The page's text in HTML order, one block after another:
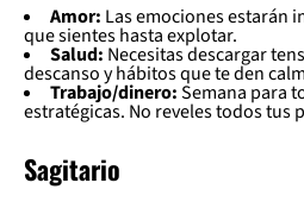
Amor: Las emociones estarán
que sientes hasta explotar.
Salud: Necesitas descargar
descanso y hábitos que te den
Trabajo/dinero:Semana para
estratégicas. No reveles todos tus
Sagitario